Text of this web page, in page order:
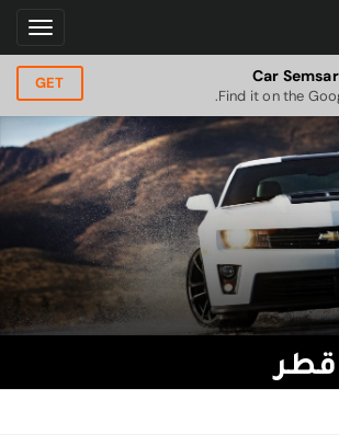
Car
Find it on the
GET